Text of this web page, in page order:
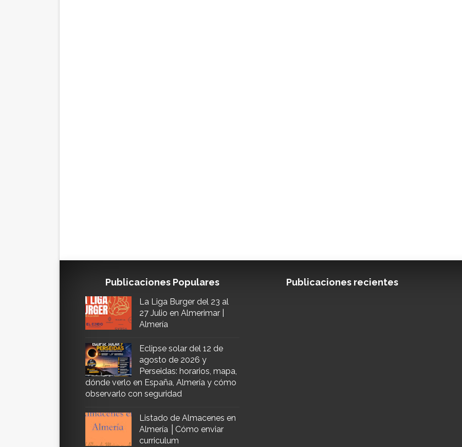
Publicaciones Populares
La Liga Burger del 23 al
27 Julio en Almerimar |
Almería
Eclipse solar del 12 de
agosto de 2026 y
Perseidas: horarios, mapa,
dónde verlo en España, Almería y cómo
observarlo con seguridad
Listado de Almacenes en
Almería │Cómo enviar
curriculum
Publicaciones recientes